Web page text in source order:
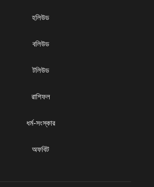
হলিউড
বলিউড
টলিউড
রাশিফল
ধৰ্ম-সংস্কার
অফবিট